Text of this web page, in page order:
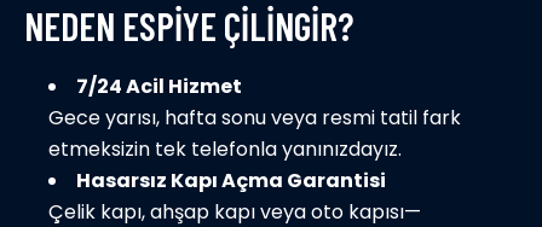
NEDEN ESPIYE ÇILINGIR?
7/24 Acil Hizmet
Gece yarısı, hafta sonu veya resmi tatil fark
etmeksizin tek telefonla yanınızdayız.
Hasarsız Kapı Açma Garantisi
Çelik kapı, ahşap kapı veya oto kapısı—